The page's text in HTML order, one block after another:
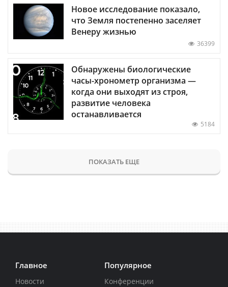
Новое исследование показало,
что Земля постепенно заселяет
Венеру жизнью
36399
Обнаружены биологические
часы-хронометр организма —
когда они выходят из строя,
развитие человека
останавливается
5184
ПОКАЗАТЬ ЕЩЕ
Главное
Новости
Популярное
Конференции